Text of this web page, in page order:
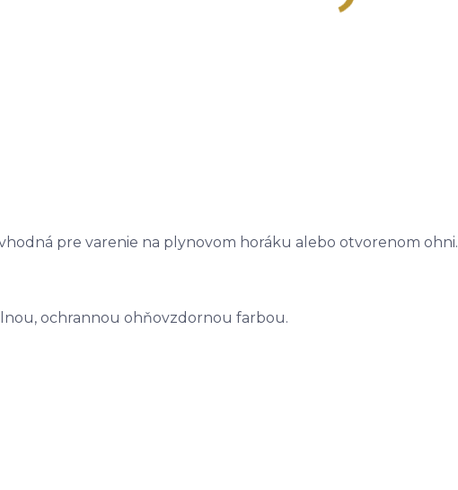
pre varenie na plynovom horáku alebo otvorenom ohni.
ochrannou ohňovzdornou farbou.